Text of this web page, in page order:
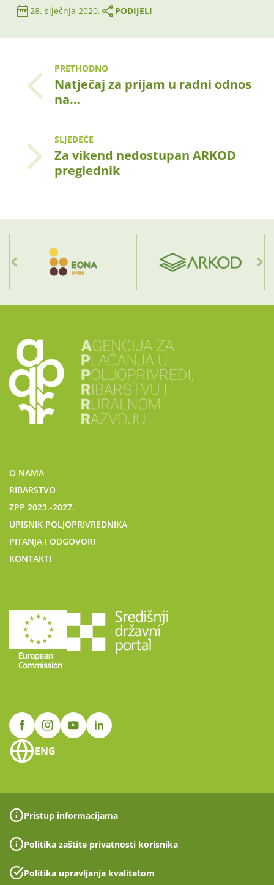
28. siječnja 2020. PODIJELI
PRETHODNO
Natječaj za prijam u radni odnos
na…
SLJEDEĆE
Za vikend nedostupan ARKOD
preglednik
O NAMA
RIBARSTVO
ZPP 2023.-2027.
UPISNIK POLJOPRIVREDNIKA
PITANJA I ODGOVORI
KONTAKTI
ENG
Pristup informacijama
Politika zaštite privatnosti korisnika
Politika upravljanja kvalitetom